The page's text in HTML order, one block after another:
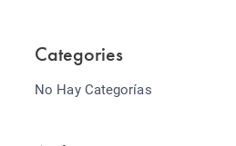
Categories
No Hay Categorías